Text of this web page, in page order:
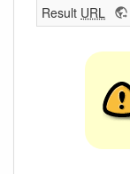
Result URL